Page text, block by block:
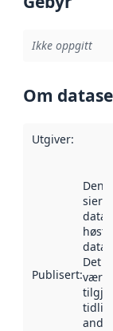
Ikke oppgitt
Om
Utgiver:
Publisert:
sier
høstet
Det
vært
andre